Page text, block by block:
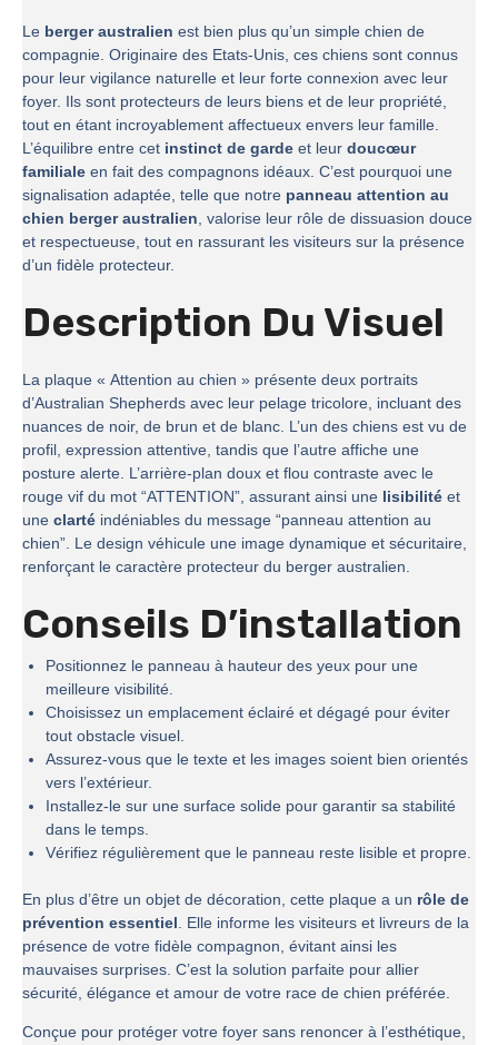
Le berger australien est bien plus qu’un simple chien de
compagnie. Originaire des Etats-Unis, ces chiens sont connus
pour leur vigilance naturelle et leur forte connexion avec leur
foyer. Ils sont protecteurs de leurs biens et de leur propriété,
tout en étant incroyablement affectueux envers leur famille.
L’équilibre entre cet instinct de garde et leur doucœur
familiale en fait des compagnons idéaux. C’est pourquoi une
signalisation adaptée, telle que notre panneau attention au
chien berger australien, valorise leur rôle de dissuasion douce
et respectueuse, tout en rassurant les visiteurs sur la présence
d’un fidèle protecteur.
Description Du Visuel
La plaque « Attention au chien » présente deux portraits
d’Australian Shepherds avec leur pelage tricolore, incluant des
nuances de noir, de brun et de blanc. L’un des chiens est vu de
profil, expression attentive, tandis que l’autre affiche une
posture alerte. L’arrière-plan doux et flou contraste avec le
rouge vif du mot “ATTENTION”, assurant ainsi une lisibilité et
une clarté indéniables du message “panneau attention au
chien”. Le design véhicule une image dynamique et sécuritaire,
renforçant le caractère protecteur du berger australien.
Conseils D’installation
Positionnez le panneau à hauteur des yeux pour une
meilleure visibilité.
Choisissez un emplacement éclairé et dégagé pour éviter
tout obstacle visuel.
Assurez-vous que le texte et les images soient bien orientés
vers l’extérieur.
Installez-le sur une surface solide pour garantir sa stabilité
dans le temps.
Vérifiez régulièrement que le panneau reste lisible et propre.
En plus d’être un objet de décoration, cette plaque a un rôle de
prévention essentiel. Elle informe les visiteurs et livreurs de la
présence de votre fidèle compagnon, évitant ainsi les
mauvaises surprises. C’est la solution parfaite pour allier
sécurité, élégance et amour de votre race de chien préférée.
Conçue pour protéger votre foyer sans renoncer à l’esthétique,